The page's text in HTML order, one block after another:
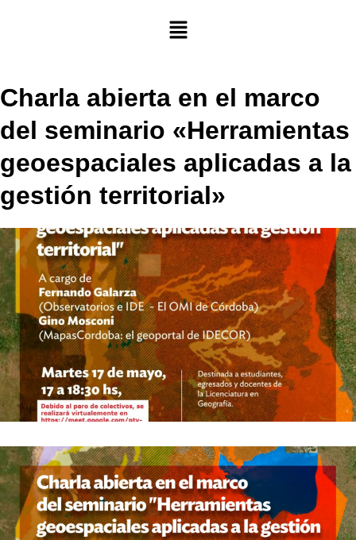
Charla abierta en el marco
del seminario «Herramientas
geoespaciales aplicadas a la
gestión territorial»